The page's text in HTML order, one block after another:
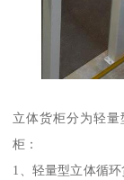
立体货柜分为轻
柜：
1、轻量型立体循